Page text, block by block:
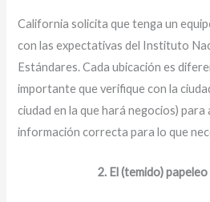
California solicita que tenga un
con las expectativas del Instituto
Estándares. Cada ubicación es
importante que verifique con la
ciudad en la que hará negocios)
información correcta para lo que
2. El (temido)